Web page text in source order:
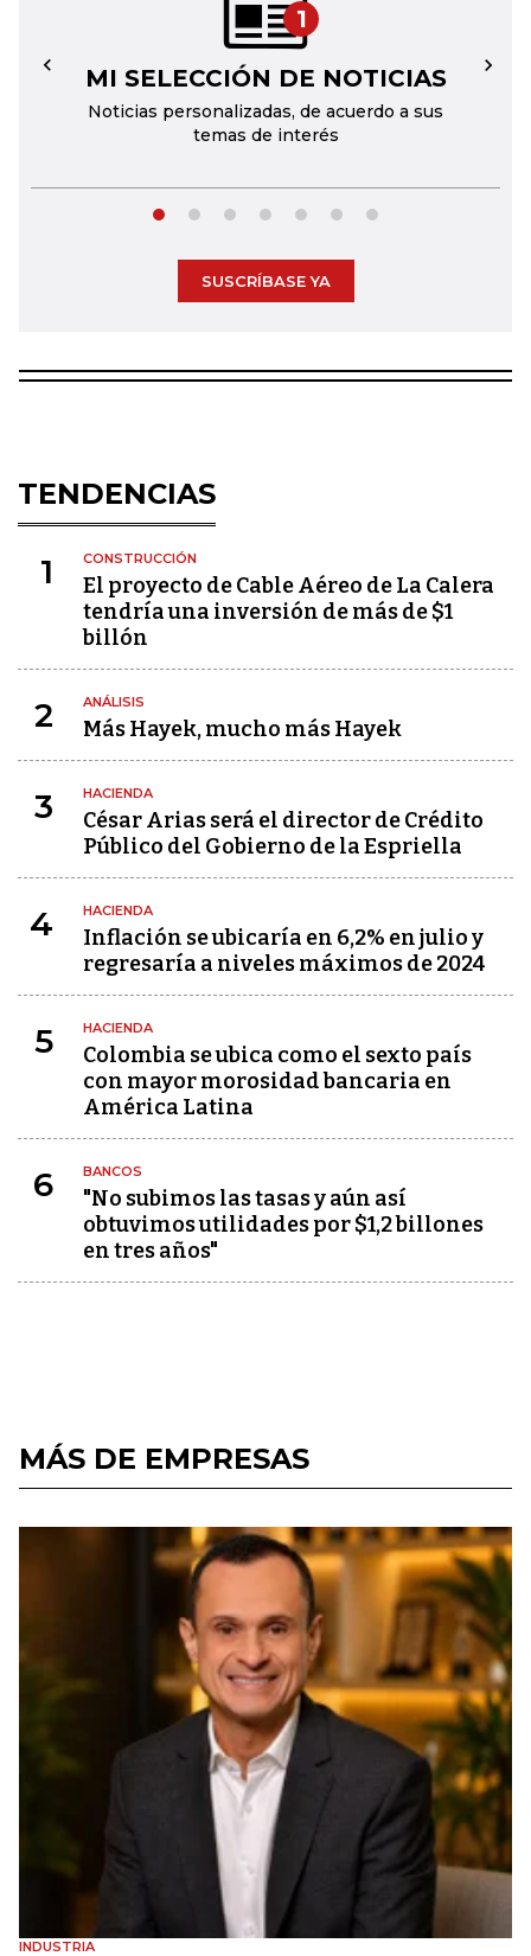
1
MI SELECCIÓN DE NOTICIAS
Noticias personalizadas, de acuerdo a sus
temas de interés
← →
SUSCRÍBASE YA
TENDENCIAS
1 CONSTRUCCIÓN
El proyecto de Cable Aéreo de La Calera
tendría una inversión de más de $1
billón
2 ANÁLISIS
Más Hayek, mucho más Hayek
3 HACIENDA
César Arias será el director de Crédito
Público del Gobierno de la Espriella
4 HACIENDA
Inflación se ubicaría en 6,2% en julio y
regresaría a niveles máximos de 2024
5 HACIENDA
Colombia se ubica como el sexto país
con mayor morosidad bancaria en
América Latina
6 BANCOS
"No subimos las tasas y aún así
obtuvimos utilidades por $1,2 billones
en tres años"
MÁS DE EMPRESAS
INDUSTRIA